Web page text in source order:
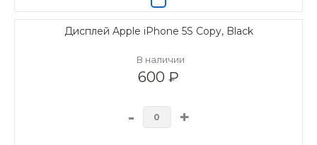
Дисплей Apple iPhone 5S Copy, Black
В наличии
600 ₽
- +